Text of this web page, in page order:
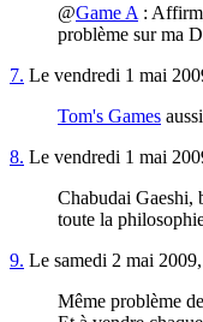
@Game A :
problème sur ma
7. Le vendredi 1 mai
Tom's Games
8. Le vendredi 1 mai
Chabudai Gaeshi,
toute la
9. Le samedi 2 mai
Même problème